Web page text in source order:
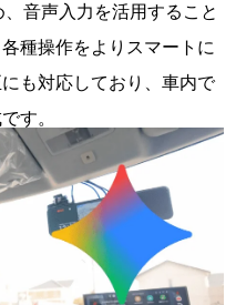
音声入力を活用すること
種操作をよりスマートに
も対応しており、車内で
す。